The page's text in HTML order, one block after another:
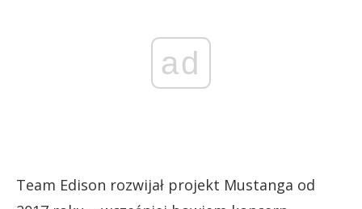
ad
Team Edison rozwijał projekt Mustanga od